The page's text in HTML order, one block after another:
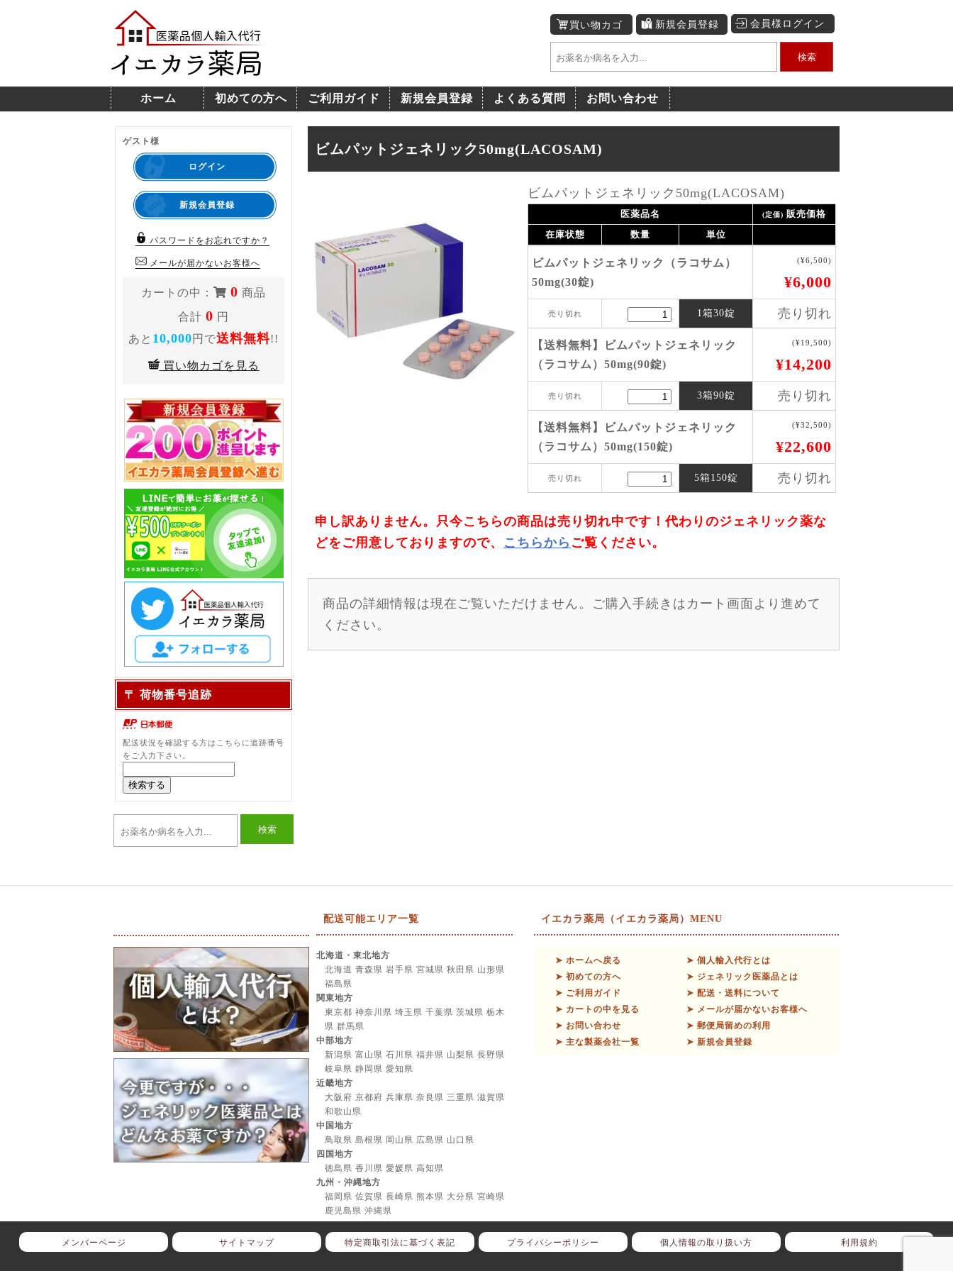
買い物カゴ 新規会員登録 会員様ログイン
検索
ホーム 初めての方へ ご利用ガイド 新規会員登録 よくある質問 お問い合わせ
ビムパットジェネリック50mg(LACOSAM)
ビムパットジェネリック50mg(LACOSAM)
医薬品名 (定価) 販売価格
在庫状態
数量 単位
ビムパットジェネリック（ラコサム）
50mg(30錠)
(¥6,500)
¥6,000
売り切れ 1箱30錠 売り切れ
【送料無料】ビムパットジェネリック
（ラコサム）50mg(90錠)
(¥19,500)
¥14,200
売り切れ 3箱90錠 売り切れ
【送料無料】ビムパットジェネリック
（ラコサム）50mg(150錠)
(¥32,500)
¥22,600
売り切れ 5箱150錠 売り切れ
申し訳ありません。只今こちらの商品は売り切れ中です！代わりのジェネリック薬な
どをご用意しておりますので、 こちらから ご覧ください。
商品の詳細情報は現在ご覧いただけません。ご購入手続きはカート画面より進めて
ください。
ゲスト様
ログイン
新規会員登録
パスワードをお忘れですか？
メールが届かないお客様へ
カートの中： 0 商品
合計 0 円
あと 10,000 円で送料無料!!
買い物カゴを見る
〒 荷物番号追跡
配送状況を確認する方はこちらに追跡番号
をご入力下さい。
検索
配送可能エリア一覧
北海道・東北地方
北海道 青森県 岩手県 宮城県 秋田県 山形県
福島県
関東地方
東京都 神奈川県 埼玉県 千葉県 茨城県 栃木
県 群馬県
中部地方
新潟県 富山県 石川県 福井県 山梨県 長野県
岐阜県 静岡県 愛知県
近畿地方
大阪府 京都府 兵庫県 奈良県 三重県 滋賀県
和歌山県
中国地方
鳥取県 島根県 岡山県 広島県 山口県
四国地方
徳島県 香川県 愛媛県 高知県
九州・沖縄地方
福岡県 佐賀県 長崎県 熊本県 大分県 宮崎県
鹿児島県 沖縄県
イエカラ薬局（イエカラ薬局）MENU
➤ ホームへ戻る
➤ 初めての方へ
➤ ご利用ガイド
➤ カートの中を見る
➤ お問い合わせ
➤ 主な製薬会社一覧
➤ 個人輸入代行とは
➤ ジェネリック医薬品とは
➤ 配送・送料について
➤ メールが届かないお客様へ
➤ 郵便局留めの利用
➤ 新規会員登録
メンバーページ サイトマップ 特定商取引法に基づく表記 プライバシーポリシー 個人情報の取り扱い方 利用規約